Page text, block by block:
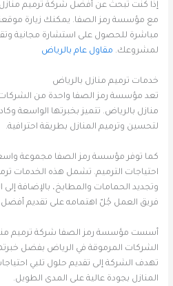
إذا كنت تبحث عن أفضل شركة ترميم منازل
مع مؤسسة رمز الصفا. يمكنك زيارة موقعنا
مباشرة للحصول على استشارة مجانية
لمشروعك. مقاول عام بالرياض
خدمات ترميم منازل بالرياض
تعد مؤسسة رمز الصفا واحدة من
منازل بالرياض. تتميز بخبرتها الواسعة
لتحسين وترميم المنازل بطريقة احترافية.
كما توفر مؤسسة رمز الصفا مجموعة
احتياجات الترميم. تشمل هذه الخدمات
وتجديد الحمامات والمطابخ، بالإضافة
فريق العمل جُلّ اهتمامه على تقديم أفضل
أسست مؤسسة رمز الصفا شركة ترميم
الشركات المرموقة في الرياض بفضل
تهدف الشركة إلى تقديم حلول تلبي
المنازل بجودة عالية على المدى الطويل.